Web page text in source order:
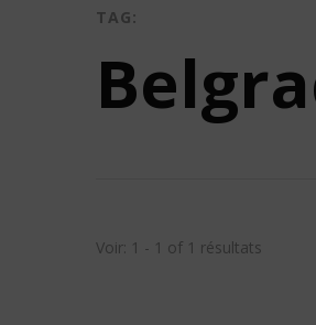
TAG:
Voir: 1 - 1 of 1 résultats